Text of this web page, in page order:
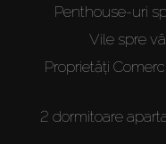
Off-Plan
Penthouse-uri
Vile spre
Proprietăți
2 dormitoare